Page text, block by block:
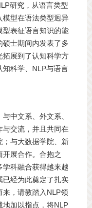
研究，从语言类型
模型在语法类型迥异
型表征语言知识的能
士期间内发表了多
拓展到了认知科学方
知科学、NLP与语言
中文系、外文系、
交流，并且共同在
；与大数据学院、新
展合作。合抱之
科融合获得越来越
已经为此奠定了扎实
，请教踏入NLP领
地加以指点，将NLP